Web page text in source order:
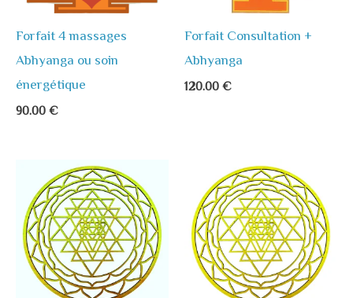
Forfait 4 massages
Abhyanga ou soin
énergétique
90.00€
Forfait Consultation +
Abhyanga
120.00€